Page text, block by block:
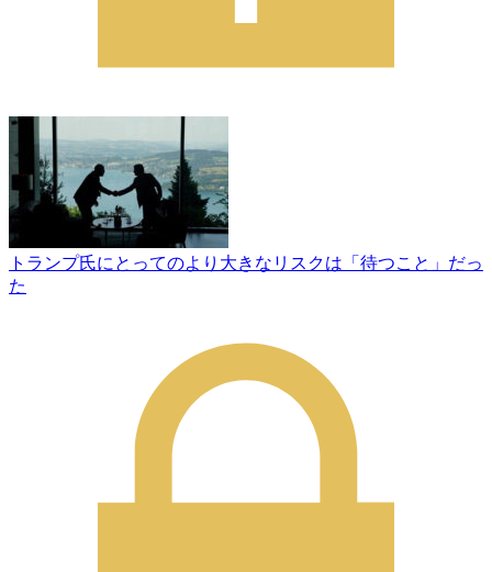
トランプ氏にとってのより大きなリスクは「待つこと」だっ
た